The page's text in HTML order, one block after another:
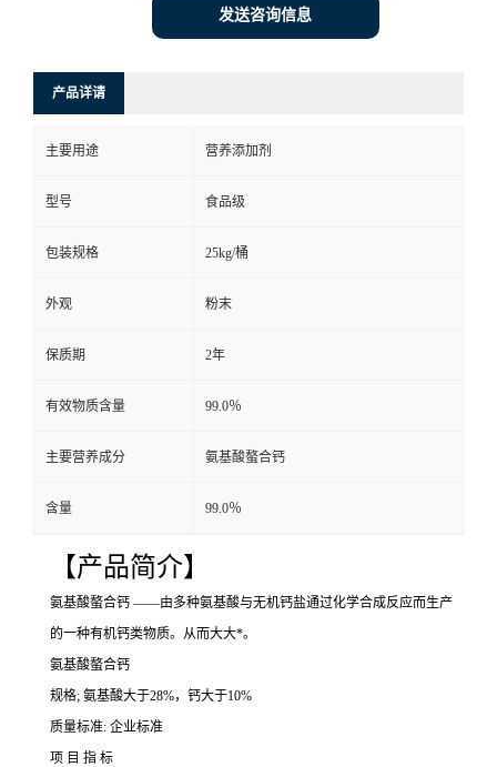
发送咨询信息
产品详请
主要用途 营养添加剂
型号 食品级
包装规格 25kg/桶
外观 粉末
保质期 2年
有效物质含量 99.0％
主要营养成分 氨基酸螯合钙
含量 99.0％
【产品简介】
氨基酸螯合钙 ——由多种氨基酸与无机钙盐通过化学合成反应而生产
的一种有机钙类物质。从而大大*。
氨基酸螯合钙
规格; 氨基酸大于28%，钙大于10%
质量标准: 企业标准
项 目 指 标